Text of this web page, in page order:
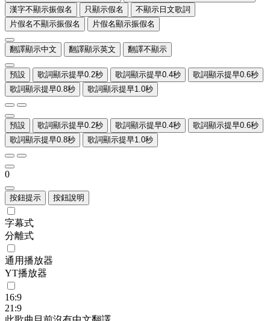
漢字不顯示振假名
只顯示假名
不顯示日文歌詞
片假名不顯示振假名
片假名顯示振假名
翻譯顯示中文 翻譯顯示英文 翻譯不顯示
預設 歌詞顯示提早0.2秒 歌詞顯示提早0.4秒
歌詞顯示提早0.6秒
歌詞顯示提早0.8秒
歌詞顯示提早1.0秒
預設 歌詞顯示提早0.2秒 歌詞顯示提早0.4秒
歌詞顯示提早0.6秒
歌詞顯示提早0.8秒
歌詞顯示提早1.0秒
0
按鈕提示 按鈕說明
字幕式
分離式
通用播放器
YT播放器
16:9
21:9